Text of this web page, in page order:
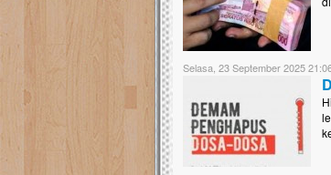
Selasa, 23 September 2025